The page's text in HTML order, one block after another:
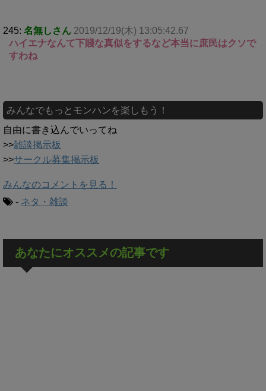
245: 名無しさん 2019/12/19(木) 13:05:42.67
ハイエナなんて下賤な真似をするなど本当に庶民はクソで
すわね
みんなでもっとモンハンを楽しもう！
自由に書き込んでいってね
>>雑談掲示板
>>サークル募集掲示板
みんなのコメントを見る！
- ネタ・雑談
あなたにオススメの記事です